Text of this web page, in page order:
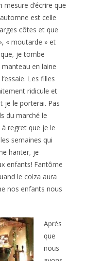
d’écrire que
est celle
côtes et que
« moutarde » et
je tombe
en laine
Les filles
ridicule et
je le porterai. Pas
du marché le
à regret que je le
semaines qui
hanter, je
enfants! Fantôme
le colza aura
nos enfants nous
Après
que
nous